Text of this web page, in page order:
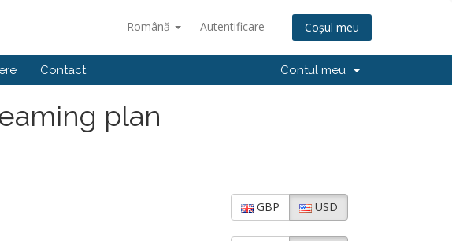
Română Autentificare Coșul meu
Contact Contul meu
plan
GBP USD